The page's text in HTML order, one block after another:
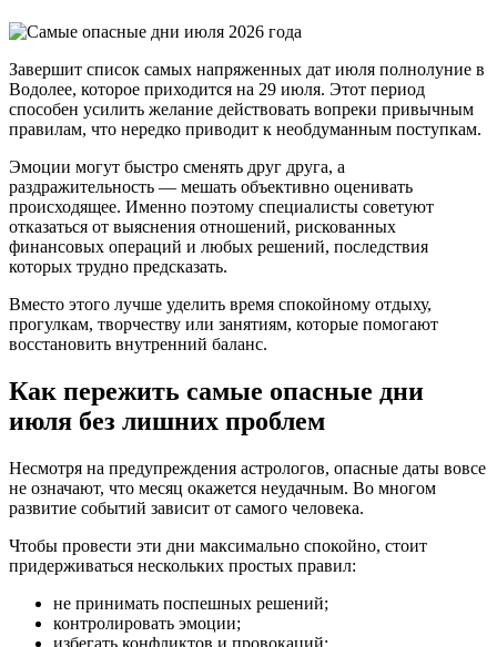
Завершит список самых напряженных дат июля полнолуние в
Водолее, которое приходится на 29 июля. Этот период
способен усилить желание действовать вопреки привычным
правилам, что нередко приводит к необдуманным поступкам.
Эмоции могут быстро сменять друг друга, а
раздражительность — мешать объективно оценивать
происходящее. Именно поэтому специалисты советуют
отказаться от выяснения отношений, рискованных
финансовых операций и любых решений, последствия
которых трудно предсказать.
Вместо этого лучше уделить время спокойному отдыху,
прогулкам, творчеству или занятиям, которые помогают
восстановить внутренний баланс.
Как пережить самые опасные дни
июля без лишних проблем
Несмотря на предупреждения астрологов, опасные даты вовсе
не означают, что месяц окажется неудачным. Во многом
развитие событий зависит от самого человека.
Чтобы провести эти дни максимально спокойно, стоит
придерживаться нескольких простых правил:
не принимать поспешных решений;
контролировать эмоции;
избегать конфликтов и провокаций;